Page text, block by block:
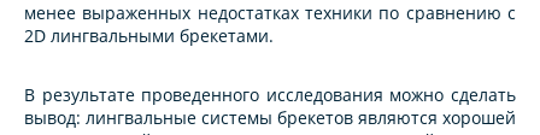
менее выраженных недостатках техники по сравнению с
2D лингвальными брекетами.
В результате проведенного исследования можно сделать
вывод: лингвальные системы брекетов являются хорошей